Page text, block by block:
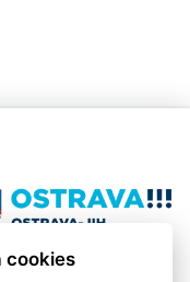
cookies